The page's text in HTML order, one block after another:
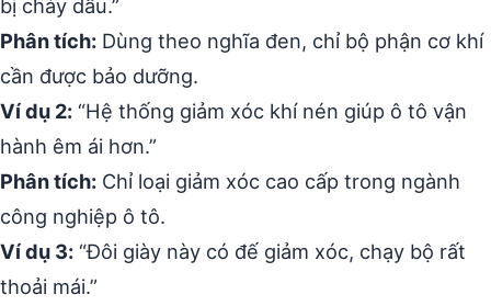
bị chảy dầu.”
Phân tích: Dùng theo nghĩa đen, chỉ bộ phận cơ khí
cần được bảo dưỡng.
Ví dụ 2: “Hệ thống giảm xóc khí nén giúp ô tô vận
hành êm ái hơn.”
Phân tích: Chỉ loại giảm xóc cao cấp trong ngành
công nghiệp ô tô.
Ví dụ 3: “Đôi giày này có đế giảm xóc, chạy bộ rất
thoải mái.”